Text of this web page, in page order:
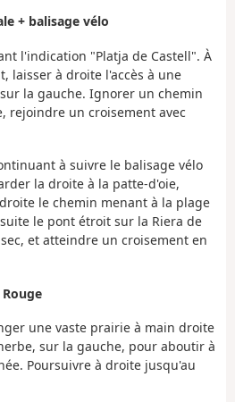
+ balisage vélo
l'indication "Platja de Castell". À
laisser à droite l'accès à une
la gauche. Ignorer un chemin
rejoindre un croisement avec
à suivre le balisage vélo
la droite à la patte-d'oie,
le chemin menant à la plage
le pont étroit sur la Riera de
et atteindre un croisement en
une vaste prairie à main droite
sur la gauche, pour aboutir à
Poursuivre à droite jusqu'au